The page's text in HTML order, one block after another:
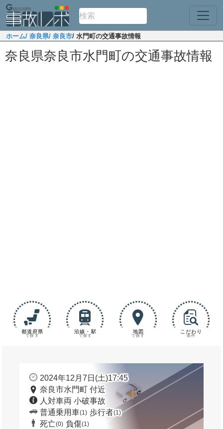
ホーム/ 奈良県/ 奈良市/ 水門町の交通事故情報
奈良県奈良市水門町の交通事故情報
都道府県
で探す
沿線・駅
で探す
地図
で探す
こだわり
条件
2024年12月7日(土)17:45
奈良市水門町 付近
人対車両 小破事故
普通乗用車(1) 歩行者(1)
死亡(0) 負傷(1)